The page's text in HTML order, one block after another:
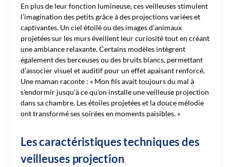
En plus de leur fonction lumineuse, ces veilleuses stimulent
l’imagination des petits grâce à des projections variées et
captivantes. Un ciel étoilé ou des images d’animaux
projetées sur les murs éveillent leur curiosité tout en créant
une ambiance relaxante. Certains modèles intègrent
également des berceuses ou des bruits blancs, permettant
d’associer visuel et auditif pour un effet apaisant renforcé.
Une maman raconte : « Mon fils avait toujours du mal à
s’endormir jusqu’à ce qu’on installe une veilleuse projection
dans sa chambre. Les étoiles projetées et la douce mélodie
ont transformé ses soirées en moments paisibles. »
Les caractéristiques techniques des
veilleuses projection